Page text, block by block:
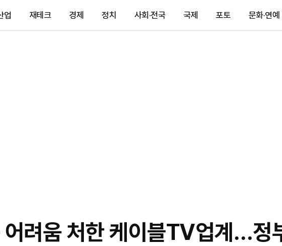
업 재테크 경제 정치 사회·전국 국제 포토 문화·연예
려움 처한 케이블TV업계…정